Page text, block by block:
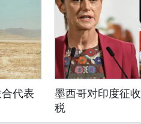
代表
墨西哥对印度征
税